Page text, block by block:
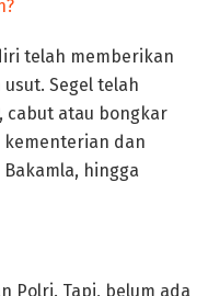
telah memberikan
Segel telah
cabut atau bongkar
dan
hingga
Polri. Tapi, belum ada